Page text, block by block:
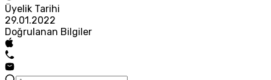
Üyelik Tarihi
29.01.2022
Doğrulanan Bilgiler